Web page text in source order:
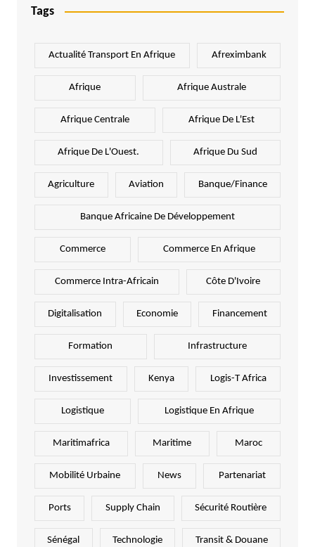
Tags
Actualité Transport En Afrique Afreximbank
Afrique Afrique Australe
Afrique Centrale Afrique De L'Est
Afrique De L'Ouest. Afrique Du Sud
Agriculture Aviation Banque/Finance
Banque Africaine De Développement
Commerce Commerce En Afrique
Commerce Intra-Africain Côte D'Ivoire
Digitalisation Economie Financement
Formation Infrastructure
Investissement Kenya Logis-T Africa
Logistique Logistique En Afrique
Maritimafrica Maritime Maroc
Mobilité Urbaine News Partenariat
Ports Supply Chain Sécurité Routière
Sénégal Technologie Transit & Douane